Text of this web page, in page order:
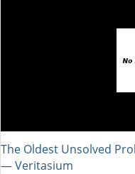
The Oldest Unsolved
― Veritasium